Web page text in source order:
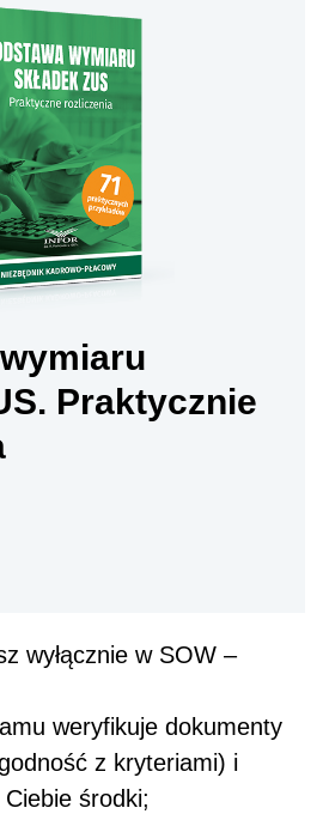
Praktycznie
wyłącznie w SOW –
weryfikuje dokumenty
z kryteriami) i
środki;